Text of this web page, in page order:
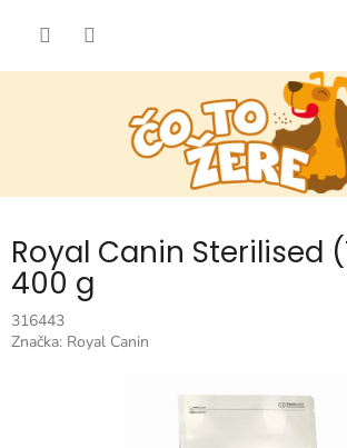
Royal Canin Sterilised
400 g
316443
Značka: Royal Canin